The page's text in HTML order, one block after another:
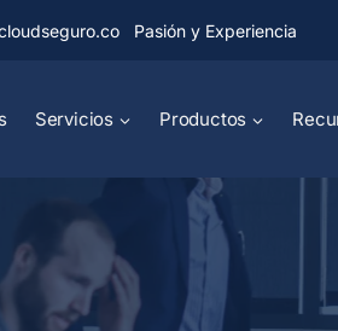
Pasión y Experiencia
Servicios Productos